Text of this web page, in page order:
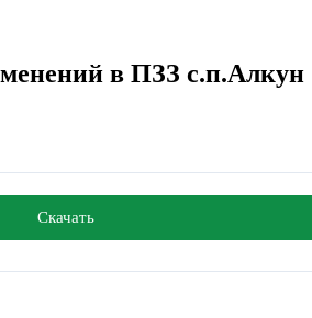
в ПЗЗ с.п.Алкун
Скачать